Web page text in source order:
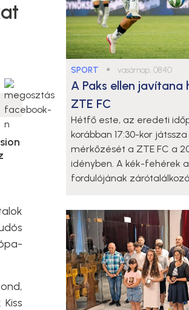
SPORT ● vasárnap, 08:40
A Paks ellen javítana
ZTE FC
Hétfő este, az eredeti
korábban 17:30-kor
mérkőzését a ZTE FC a
idényben. A kék-fehérek
fordulójának